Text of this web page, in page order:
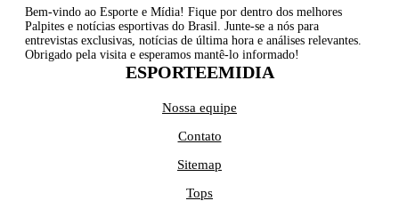
Bem-vindo ao Esporte e Mídia! Fique por dentro dos melhores
Palpites e notícias esportivas do Brasil. Junte-se a nós para
entrevistas exclusivas, notícias de última hora e análises relevantes.
Obrigado pela visita e esperamos mantê-lo informado!
ESPORTEEMIDIA
Nossa equipe
Contato
Sitemap
Tops